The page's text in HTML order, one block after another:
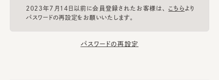
2023年7月14日以前に会員登録されたお客様は、 こちらより
パスワードの再設定をお願いいたします。
パスワードの再設定